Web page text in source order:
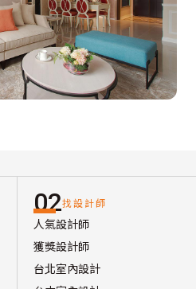
02找設計師
人氣設計師
獲獎設計師
台北室內設計